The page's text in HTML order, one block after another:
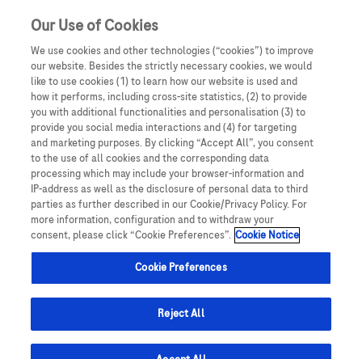
Oświadczam, że jestem lekarzem medycyny, farmaceutą
lub osobą prowadzącą obrót produktami leczniczymi.
Podmiotem odpowiedzialnym za treści zamieszczone na
portalu internetowym dlalekarzy.roche.pl jest spółka
Roche Polska Sp. z o.o. z siedzibą w Warszawie, ul.
Domaniewska 28, 02-672, KRS: 0000118292. UWAGA!
Portal ten zawiera treści będące reklamą produktów
leczniczych wydawanych jedynie na podstawie recepty w
rozumieniu ustawy z dnia 6 września 2001 roku Prawo
farmaceutyczne (t. jedn.: Dz.U. 2008, Nr 45, poz 271 z późn.
zm.) („Prawo farmaceutyczne”). Zasoby portalu
internetowego dlalekarzy.roche.pl są dostępne jedynie
dla osób uprawnionych do wystawiania recept lub osób
VI Międzynarodowa
Konferencja
„Hematologia Kliniczna i
Doświadczalna”
Our Use of Cookies
We use cookies and other technologies (“cookies”) to improve
our website. Besides the strictly necessary cookies, we would
like to use cookies (1) to learn how our website is used and
how it performs, including cross-site statistics, (2) to provide
you with additional functionalities and personalisation (3) to
provide you social media interactions and (4) for targeting
and marketing purposes. By clicking “Accept All”, you consent
to the use of all cookies and the corresponding data
processing which may include your browser-information and
IP-address as well as the disclosure of personal data to third
parties as further described in our Cookie/Privacy Policy. For
more information, configuration and to withdraw your
consent, please click “Cookie Preferences”. Cookie Notice
Cookie Preferences
Reject All